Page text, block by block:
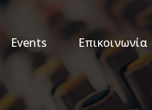
Events Επικοινωνία